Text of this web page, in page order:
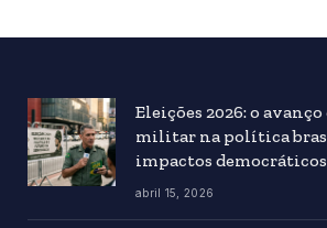
Eleições 2026: o
militar na política
impactos democráticos
abril 15, 2026